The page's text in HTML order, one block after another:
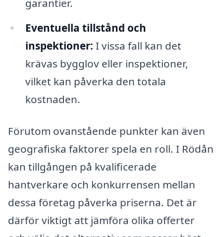
garantier.
Eventuella tillstånd och
inspektioner: I vissa fall kan det
krävas bygglov eller inspektioner,
vilket kan påverka den totala
kostnaden.
Förutom ovanstående punkter kan även
geografiska faktorer spela en roll. I Rödån
kan tillgången på kvalificerade
hantverkare och konkurrensen mellan
dessa företag påverka priserna. Det är
därför viktigt att jämföra olika offerter